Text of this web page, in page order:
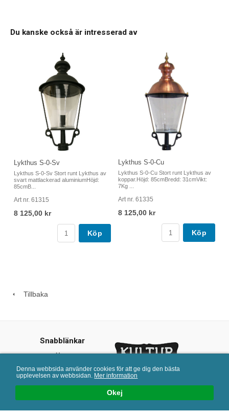
Okej
Denna webbsida använder cookies för att ge dig den bästa
upplevelsen av webbsidan. Mer information
Du kanske också är intresserad av
Lykthus S-0-Sv
Lykthus S-0-Sv Stort runt Lykthus av
svart mattlackerad aluminiumHöjd:
85cmB...
Art nr. 61315
8 125,00 kr
Köp
Lykthus S-0-Cu
Lykthus S-0-Cu Stort runt Lykthus av
koppar.Höjd: 85cmBredd: 31cmVikt:
7Kg ...
Art nr. 61335
8 125,00 kr
Köp
Tillbaka
Snabblänkar
Hem
Kundtjänst
Offentlig miljö
Kulturjern © 2013
info@kulturjern.se